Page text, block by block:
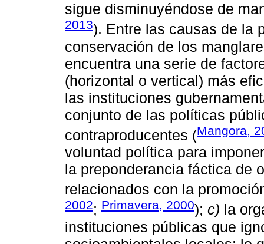
sigue disminuyéndose de
2013). Entre las causas de la
conservación de los
encuentra una serie de
(horizontal o vertical) más
las instituciones
conjunto de las políticas
contraproducentes (Mangora,
voluntad política para
la preponderancia fáctica de
relacionados con la
2002; Primavera, 2000); c) la
instituciones públicas que